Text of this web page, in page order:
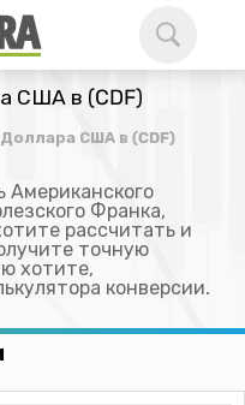
США в (CDF)
США в (CDF)
Американского
Франка,
рассчитать и
точную
хотите,
конверсии.